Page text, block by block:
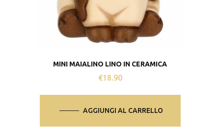
MINI MAIALINO LINO IN CERAMICA
€18.90
AGGIUNGI AL CARRELLO